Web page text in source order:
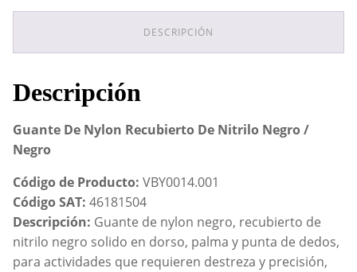
DESCRIPCIÓN
Descripción
Guante De Nylon Recubierto De Nitrilo Negro /
Negro
Código de Producto: VBY0014.001
Código SAT: 46181504
Descripción: Guante de nylon negro, recubierto de
nitrilo negro solido en dorso, palma y punta de dedos,
para actividades que requieren destreza y precisión,